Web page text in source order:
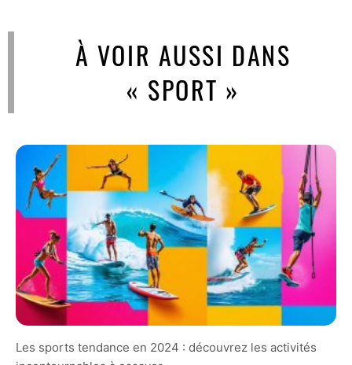
À VOIR AUSSI DANS
« SPORT »
Les sports tendance en 2024 : découvrez les activités